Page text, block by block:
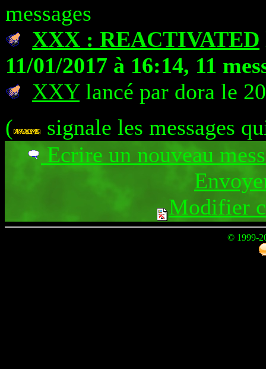
messages
XXX : REACTIVATED
11/01/2017 à 16:14, 11
XXYlancé par dora le
(
signale les messages
Ecrire un nouveau
Modifier
© 1999-